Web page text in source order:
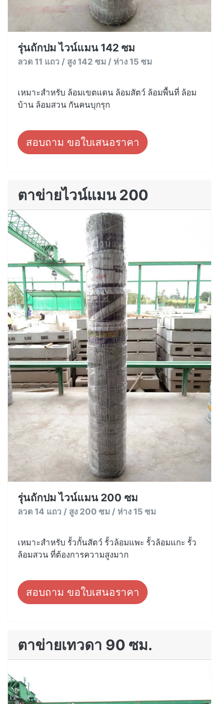
รุ่นถักปม ไวน์แมน 142 ซม
ลวด 11 แถว / สูง 142 ซม / ห่าง 15 ซม
เหมาะสำหรับ ล้อมเขตแดน ล้อมสัตว์ ล้อมพื้นที่ ล้อม
บ้าน ล้อมสวน กันคนบุกรุก
สอบถาม ขอใบเสนอราคา
ตาข่ายไวน์แมน 200
รุ่นถักปม ไวน์แมน 200 ซม
ลวด 14 แถว / สูง 200 ซม / ห่าง 15 ซม
เหมาะสำหรับ รั้วกั้นสัตว์ รั้วล้อมแพะ รั้วล้อมแกะ รั้ว
ล้อมสวน ที่ต้องการความสูงมาก
สอบถาม ขอใบเสนอราคา
ตาข่ายเทวดา 90 ซม.